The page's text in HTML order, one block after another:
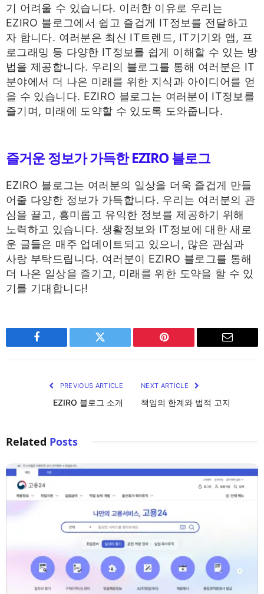
기 어려울 수 있습니다. 이러한 이유로 우리는
EZIRO 블로그에서 쉽고 즐겁게 IT정보를 전달하고
자 합니다. 여러분은 최신 IT트렌드, IT기기와 앱, 프
로그래밍 등 다양한 IT정보를 쉽게 이해할 수 있는 방
법을 제공합니다. 우리의 블로그를 통해 여러분은 IT
분야에서 더 나은 미래를 위한 지식과 아이디어를 얻
을 수 있습니다. EZIRO 블로그는 여러분이 IT정보를
즐기며, 미래에 도약할 수 있도록 도와줍니다.
즐거운 정보가 가득한 EZIRO 블로그
EZIRO 블로그는 여러분의 일상을 더욱 즐겁게 만들
어줄 다양한 정보가 가득합니다. 우리는 여러분의 관
심을 끌고, 흥미롭고 유익한 정보를 제공하기 위해
노력하고 있습니다. 생활정보와 IT정보에 대한 새로
운 글들은 매주 업데이트되고 있으니, 많은 관심과
사랑 부탁드립니다. 여러분이 EZIRO 블로그를 통해
더 나은 일상을 즐기고, 미래를 위한 도약을 할 수 있
기를 기대합니다!
Facebook Twitter Pinterest Email
PREVIOUS ARTICLE
EZIRO 블로그 소개
NEXT ARTICLE
책임의 한계와 법적 고지
Related Posts